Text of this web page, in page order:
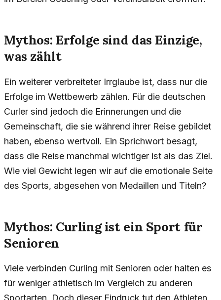
Mythos: Erfolge sind das Einzige,
was zählt
Ein weiterer verbreiteter Irrglaube ist, dass nur die
Erfolge im Wettbewerb zählen. Für die deutschen
Curler sind jedoch die Erinnerungen und die
Gemeinschaft, die sie während ihrer Reise gebildet
haben, ebenso wertvoll. Ein Sprichwort besagt,
dass die Reise manchmal wichtiger ist als das Ziel.
Wie viel Gewicht legen wir auf die emotionale Seite
des Sports, abgesehen von Medaillen und Titeln?
Mythos: Curling ist ein Sport für
Senioren
Viele verbinden Curling mit Senioren oder halten es
für weniger athletisch im Vergleich zu anderen